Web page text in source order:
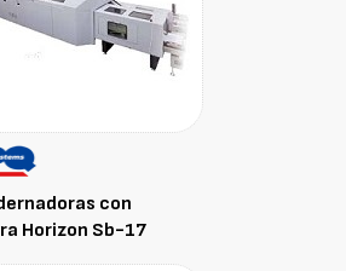
con
Horizon Sb-17